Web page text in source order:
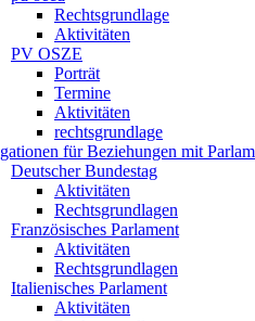
Rechtsgrundlage
Aktivitäten
PV OSZE
Porträt
Termine
Aktivitäten
rechtsgrundlage
für Beziehungen mit
Deutscher Bundestag
Aktivitäten
Rechtsgrundlagen
Französisches Parlament
Aktivitäten
Rechtsgrundlagen
Italienisches Parlament
Aktivitäten